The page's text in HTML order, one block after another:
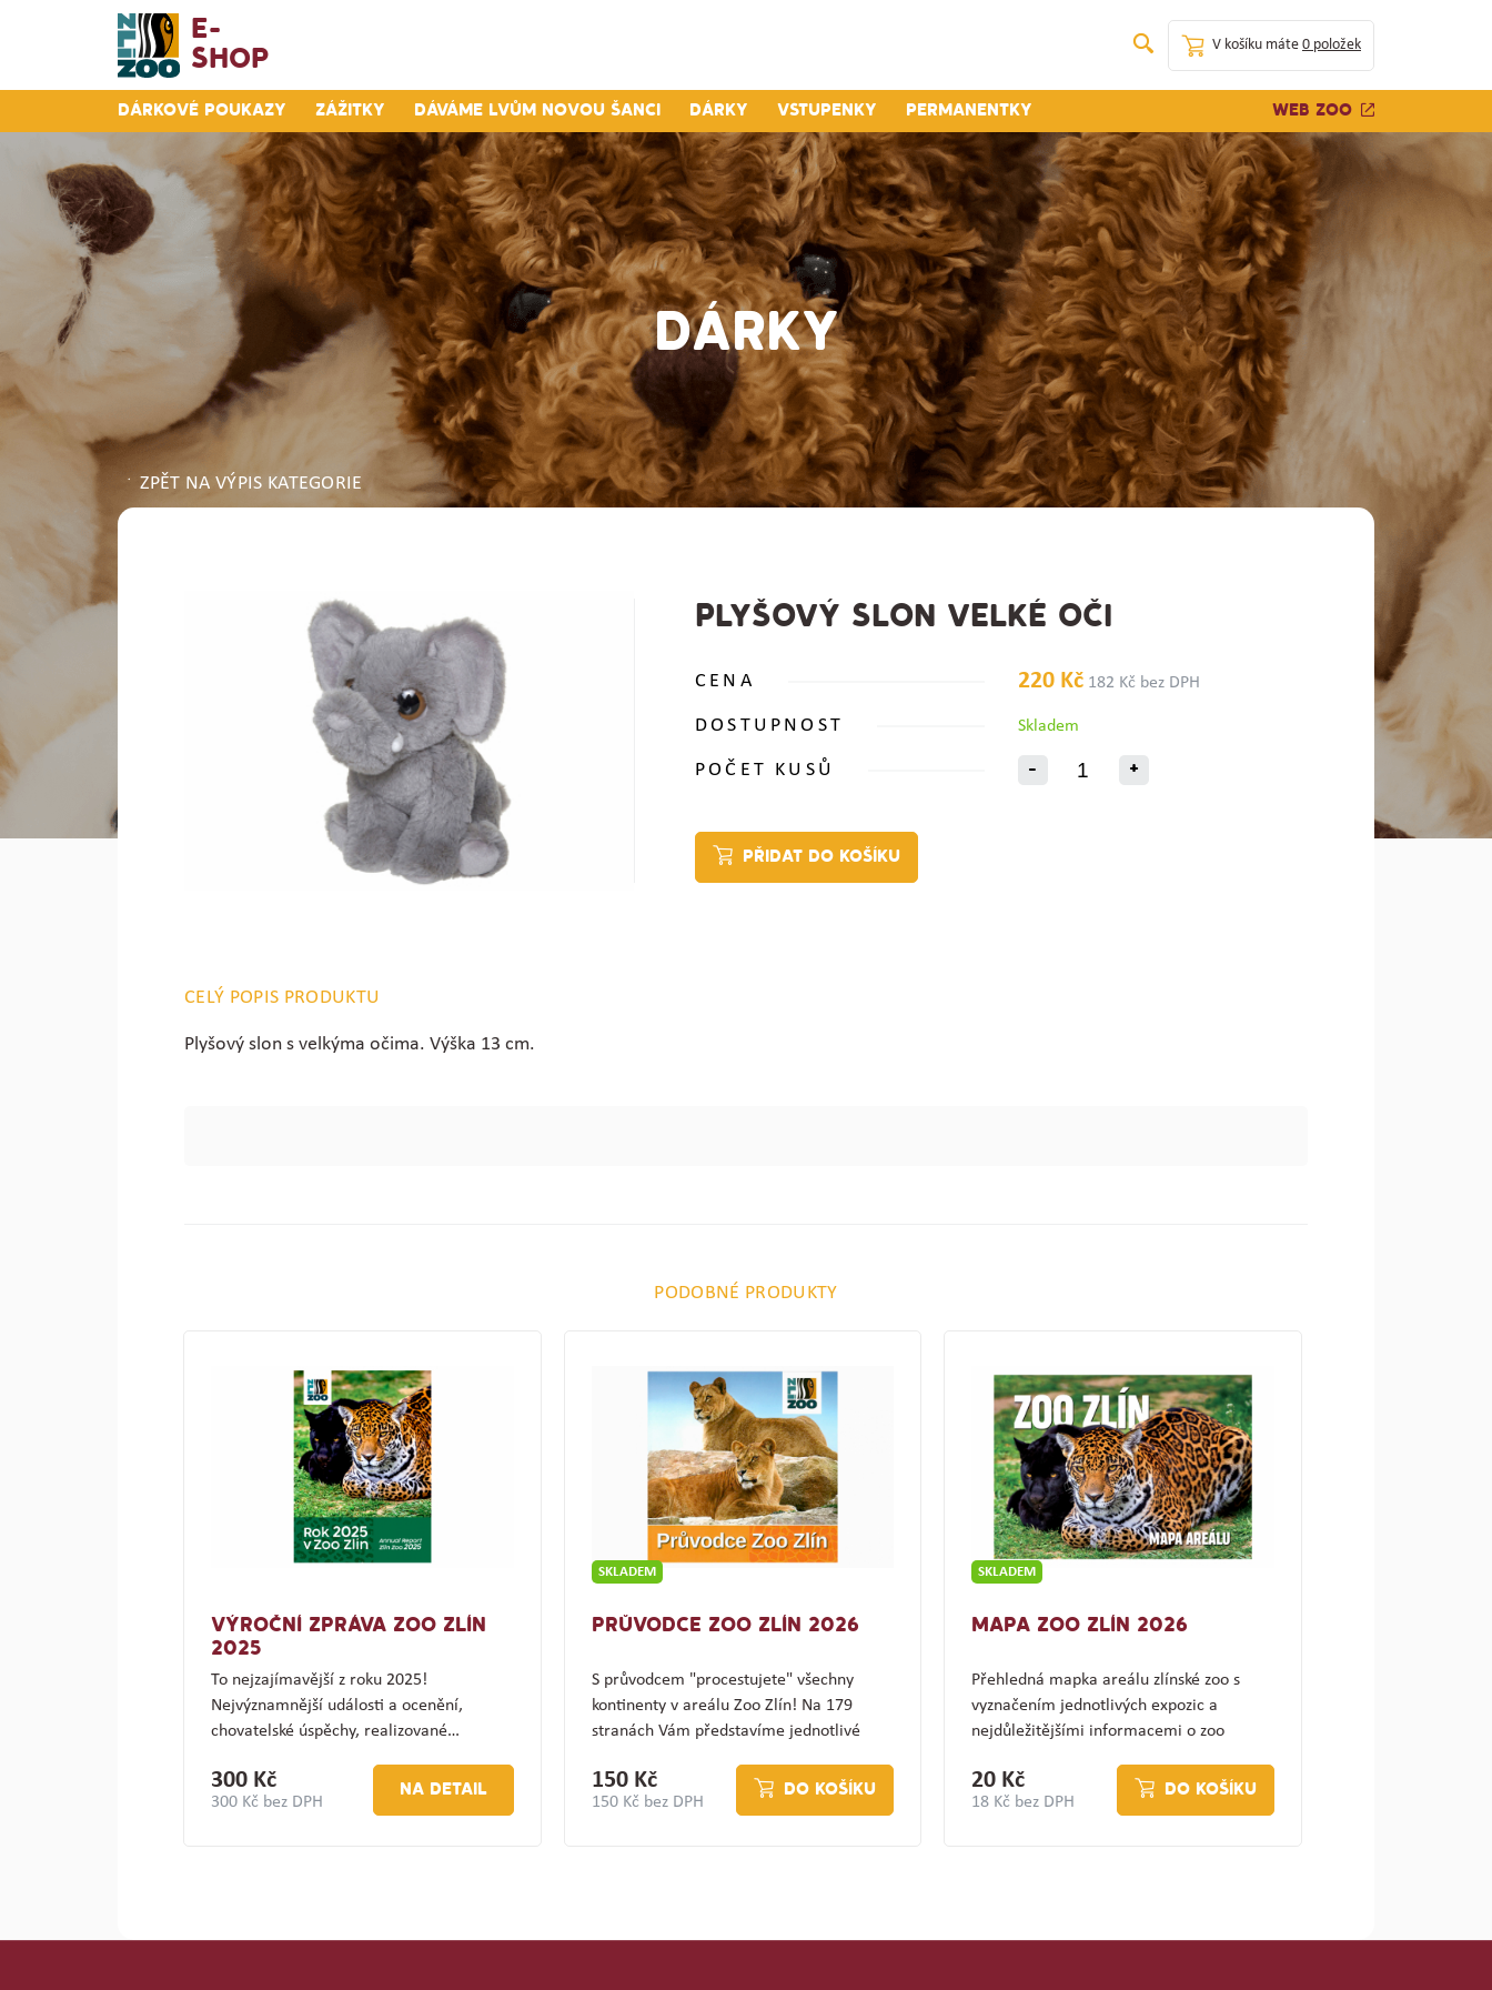
E-
Shop
V košíku máte 0 položek
Dárkové poukazy Zážitky Dáváme lvům novou šanci Dárky Vstupenky Permanentky Web zoo
DÁRKY
ZPĚT NA VÝPIS KATEGORIE
PLYŠOVÝ SLON VELKÉ OČI
CENA 220 Kč 182 Kč bez DPH
DOSTUPNOST Skladem
POČET KUSŮ - +
PŘIDAT DO KOŠÍKU
CELÝ POPIS PRODUKTU
Plyšový slon s velkýma očima. Výška 13 cm.
PODOBNÉ PRODUKTY
VÝROČNÍ ZPRÁVA ZOO ZLÍN
2025
To nejzajímavější z roku 2025!
Nejvýznamnější události a ocenění,
chovatelské úspěchy, realizované…
300 Kč
300 Kč bez DPH
NA DETAIL
SKLADEM
PRŮVODCE ZOO ZLÍN 2026
S průvodcem "procestujete" všechny
kontinenty v areálu Zoo Zlín! Na 179
stranách Vám představíme jednotlivé
150 Kč
150 Kč bez DPH
DO KOŠÍKU
SKLADEM
MAPA ZOO ZLÍN 2026
Přehledná mapka areálu zlínské zoo s
vyznačením jednotlivých expozic a
nejdůležitějšími informacemi o zoo
20 Kč
18 Kč bez DPH
DO KOŠÍKU